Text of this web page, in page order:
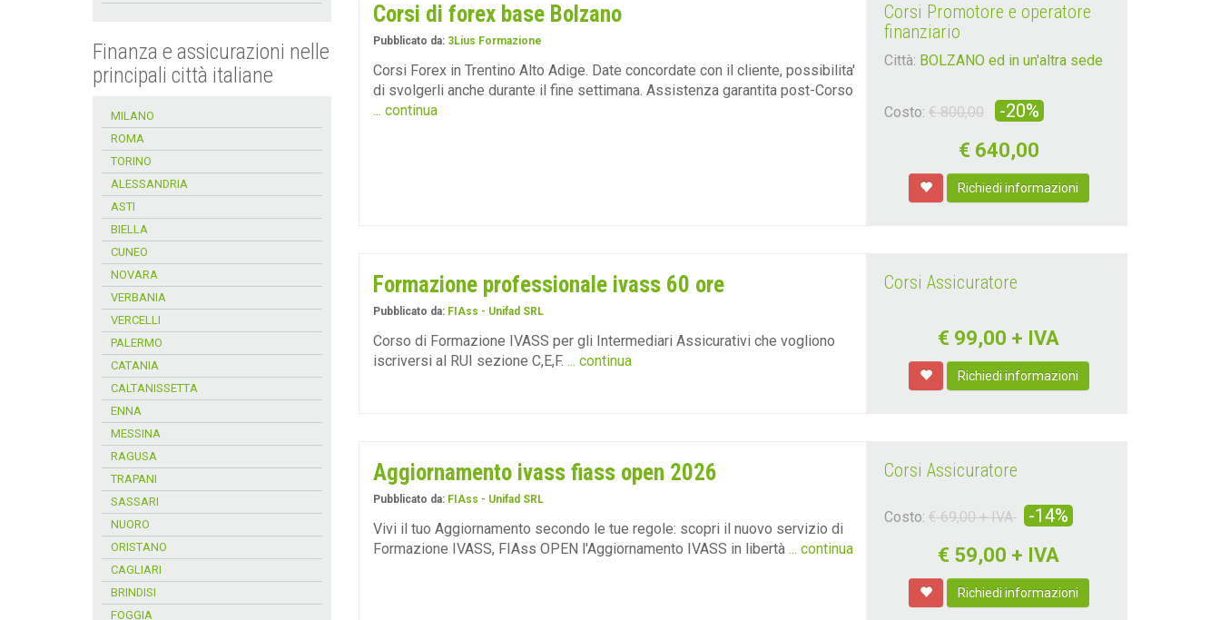
Finanza e assicurazioni nelle
principali città italiane
MILANO
ROMA
TORINO
ALESSANDRIA
ASTI
BIELLA
CUNEO
NOVARA
VERBANIA
VERCELLI
PALERMO
CATANIA
CALTANISSETTA
ENNA
MESSINA
RAGUSA
TRAPANI
SASSARI
NUORO
ORISTANO
CAGLIARI
BRINDISI
FOGGIA
Corsi di forex base Bolzano
Pubblicato da: 3Lius Formazione
Corsi Forex in Trentino Alto Adige. Date concordate con il cliente, possibilita'
di svolgerli anche durante il fine settimana. Assistenza garantita post-Corso
... continua
Corsi Promotore e operatore
finanziario
Città: BOLZANO ed in un'altra sede
Costo: € 800,00 -20%
€ 640,00
Richiedi informazioni
Formazione professionale ivass 60 ore
Pubblicato da: FIAss - Unifad SRL
Corso di Formazione IVASS per gli Intermediari Assicurativi che vogliono
iscriversi al RUI sezione C,E,F. ... continua
Corsi Assicuratore
€ 99,00 + IVA
Richiedi informazioni
Aggiornamento ivass fiass open 2026
Pubblicato da: FIAss - Unifad SRL
Vivi il tuo Aggiornamento secondo le tue regole: scopri il nuovo servizio di
Formazione IVASS, FIAss OPEN l'Aggiornamento IVASS in libertà ... continua
Corsi Assicuratore
Costo: € 69,00 + IVA -14%
€ 59,00 + IVA
Richiedi informazioni